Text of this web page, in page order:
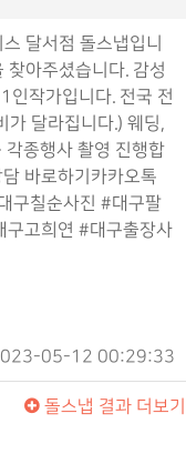
달서점 돌스냅입니
찾아주셨습니다. 감성
인작가입니다. 전국 전
가 달라집니다.) 웨딩,
각종행사 촬영 진행합
바로하기카카오톡
구칠순사진 #대구팔
고희연 #대구출장사
05-12 00:29:33
돌스냅 결과 더보기